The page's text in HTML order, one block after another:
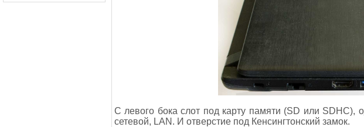
С левого бока слот под карту памяти (SD или
сетевой, LAN. И отверстие под Кенсингтонский замок.